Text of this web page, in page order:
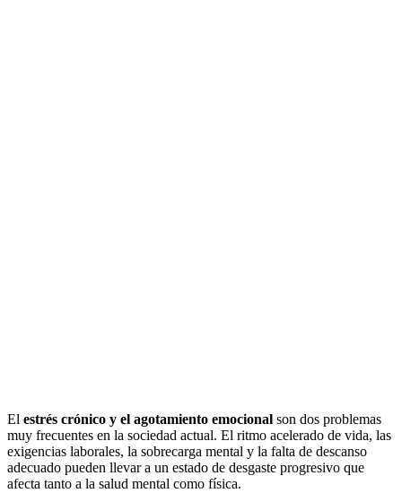
El estrés crónico y el agotamiento emocional son dos problemas
muy frecuentes en la sociedad actual. El ritmo acelerado de vida, las
exigencias laborales, la sobrecarga mental y la falta de descanso
adecuado pueden llevar a un estado de desgaste progresivo que
afecta tanto a la salud mental como física.